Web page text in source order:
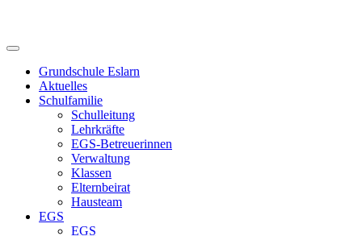
Grundschule Eslarn
Aktuelles
Schulfamilie
Schulleitung
Lehrkräfte
EGS-Betreuerinnen
Verwaltung
Klassen
Elternbeirat
Hausteam
EGS
EGS